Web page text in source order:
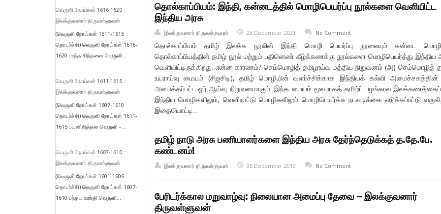
தொல்காப்பியம்: இந்தி, கன்னடத்தில் மொழிபெயர்ப்பு நூல்களை வெளியிட்ட
இந்திய அரசு
இலக்குவனார் திருவள்ளுவன் 23 December 2021 No Comment
தொல்காப்பியம் தமிழ் இலக்க நூலின் இந்தி மொழி பெயர்ப்பு நூலையும் கன்னட
தொல்காப்பியத்தின் தமிழ் நூல் மற்றும் பதினெண் கீழ்க்கணக்கு நூல்களை மொழிபெயர்த்து இந்திய
வெளியிட்டிருக்கிறது. என்ன காரணம்? செம்மொழித் தமிழாய்வு மத்திய நிறுவனம் (அ) செம்மொழித்
உயராய்வு மையம் (சிஐசிடி), தமிழ் மொழியின் வளர்ச்சிக்காக இந்தியக் கல்வி
அமைக்கப்பட்ட ஓர் ஆய்வு நிறுவனமாகும். இந்த மையம் மூலமாகத் தமிழ்ப் பழங்கால இலக்கணத்தைப்
இந்திய மொழிகளிலும், வெளிநாட்டு மொழிகளிலும் மொழிபெயர்க்க நடவடிக்கை எடுக்கப்பட்டு
இதையொட்டி…
தமிழ் நாடு அரசு பணியாளர்களை இந்திய அரசு தேர்ந்தெடுக்கத் த.தே.பே.
கண்டனம்!
இலக்குவனார் திருவள்ளுவன் 05 December 2019 No Comment
பேரிடர்க்கால மறுவாழ்வு: நிலையான அமைப்பு தேவை – இலக்குவனார்
திருவள்ளுவன்
வெருளி நோய்கள் 1616-1620 :
இலக்குவனார் திருவள்ளுவன்
(வெருளி நோய்கள் 1611-1615
தொடர்ச்சி) வெருளி நோய்கள் 1616-
1620 பரந்த சிந்தனை வெருளி...
வெருளி நோய்கள் 1611-1615 :
இலக்குவனார் திருவள்ளுவன்
(வெருளி நோய்கள் 1607-1610
தொடர்ச்சி) வெருளி நோய்கள் 1611-
1615 பயனிலித்தள வெருளி -...
வெருளி நோய்கள் 1607-1610 :
இலக்குவனார் திருவள்ளுவன்
(வெருளி நோய்கள் 1601-1606
தொடர்ச்சி) வெருளி நோய்கள் 1607-
1610 பந்தய ஊர்தி வெருளி...